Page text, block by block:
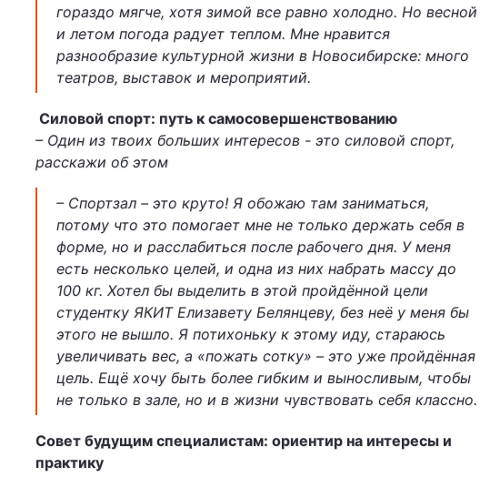
гораздо мягче, хотя зимой все равно холодно. Но весной
и летом погода радует теплом. Мне нравится
разнообразие культурной жизни в Новосибирске: много
театров, выставок и мероприятий.
Силовой спорт: путь к самосовершенствованию
– Один из твоих больших интересов - это силовой спорт,
расскажи об этом
– Спортзал – это круто! Я обожаю там заниматься,
потому что это помогает мне не только держать себя в
форме, но и расслабиться после рабочего дня. У меня
есть несколько целей, и одна из них набрать массу до
100 кг. Хотел бы выделить в этой пройдённой цели
студентку ЯКИТ Елизавету Белянцеву, без неё у меня бы
этого не вышло. Я потихоньку к этому иду, стараюсь
увеличивать вес, а «пожать сотку» – это уже пройдённая
цель. Ещё хочу быть более гибким и выносливым, чтобы
не только в зале, но и в жизни чувствовать себя классно.
Совет будущим специалистам: ориентир на интересы и
практику